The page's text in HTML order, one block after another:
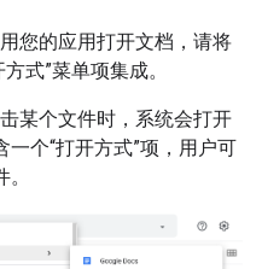
您的应用打开文档，请将
式”菜单项集成。
某个文件时，系统会打开
个“打开方式”项，用户可